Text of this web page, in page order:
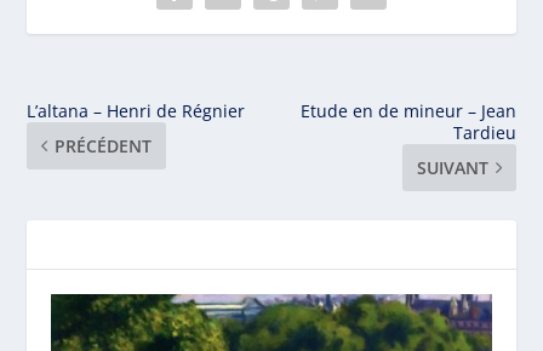
L’altana – Henri de Régnier
PRÉCÉDENT
Etude en de mineur – Jean
Tardieu
SUIVANT